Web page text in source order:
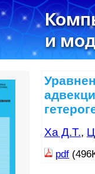
Ха Д.Т.,
pdf